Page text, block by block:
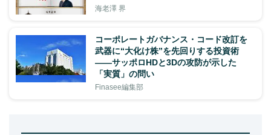
海老澤 界
コーポレートガバナンス・コード改訂を
武器に“大化け株”を先回りする投資術
——サッポロHDと3Dの攻防が示した
「実質」の問い
Finasee編集部